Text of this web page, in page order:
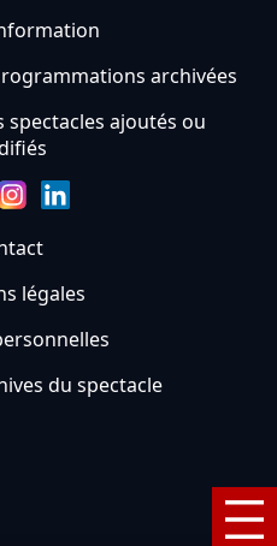
archivées
spectacles ajoutés ou
légales
du spectacle